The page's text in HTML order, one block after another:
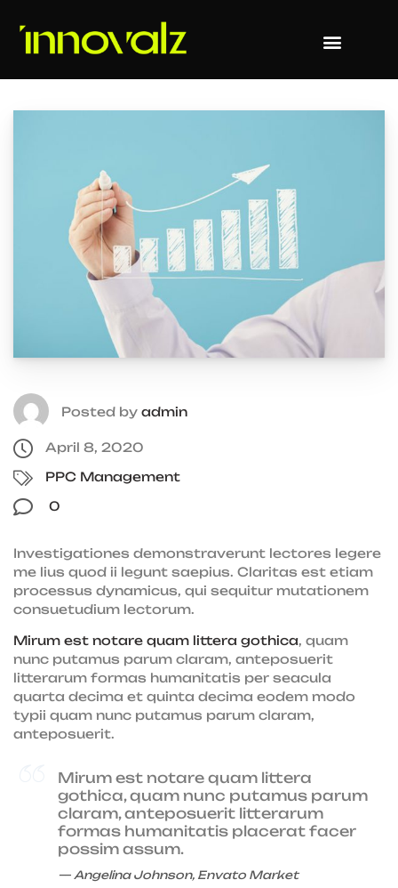
Posted by admin
April 8, 2020
PPC Management
0
Investigationes demonstraverunt lectores legere
me lius quod ii legunt saepius. Claritas est etiam
processus dynamicus, qui sequitur mutationem
consuetudium lectorum.
Mirum est notare quam littera gothica, quam
nunc putamus parum claram, anteposuerit
litterarum formas humanitatis per seacula
quarta decima et quinta decima eodem modo
typii quam nunc putamus parum claram,
anteposuerit.
Mirum est notare quam littera
gothica, quam nunc putamus parum
claram, anteposuerit litterarum
formas humanitatis placerat facer
possim assum.
Angelina Johnson, Envato Market